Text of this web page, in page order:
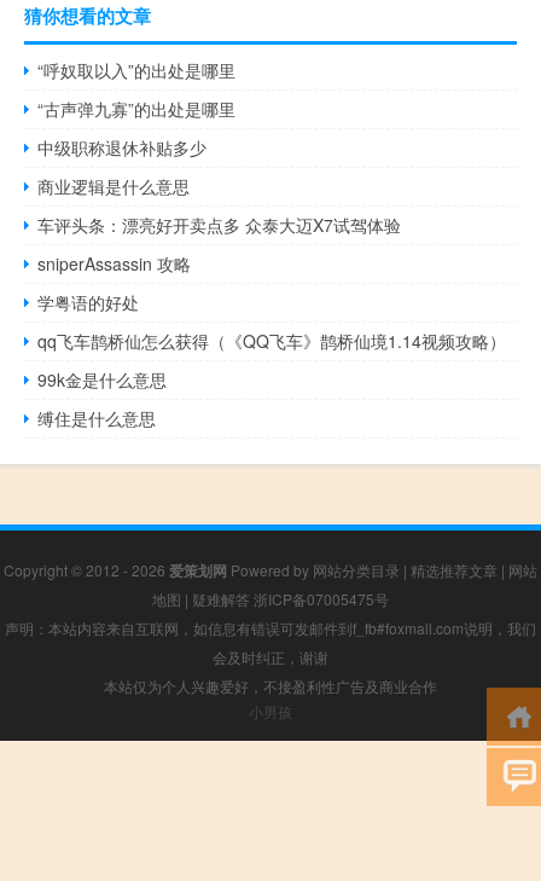
猜你想看的文章
“呼奴取以入”的出处是哪里
“古声弹九寡”的出处是哪里
中级职称退休补贴多少
商业逻辑是什么意思
车评头条：漂亮好开卖点多 众泰大迈X7试驾体验
sniperAssassin 攻略
学粤语的好处
qq飞车鹊桥仙怎么获得（《QQ飞车》鹊桥仙境1.14视频攻略）
99k金是什么意思
缚住是什么意思
Copyright © 2012 - 2026 爱策划网 Powered by 网站分类目录 | 精选推荐文章 | 网站
地图 | 疑难解答 浙ICP备07005475号
声明：本站内容来自互联网，如信息有错误可发邮件到f_fb#foxmail.com说明，我们
会及时纠正，谢谢
本站仅为个人兴趣爱好，不接盈利性广告及商业合作
小男孩